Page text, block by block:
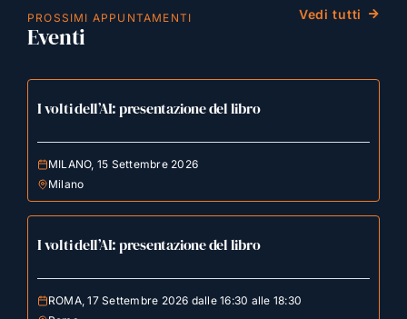
PROSSIMI APPUNTAMENTI
Eventi
Vedi tutti
I volti dell’AI: presentazione del libro
MILANO, 15 Settembre 2026
Milano
I volti dell’AI: presentazione del libro
ROMA, 17 Settembre 2026 dalle 16:30 alle 18:30